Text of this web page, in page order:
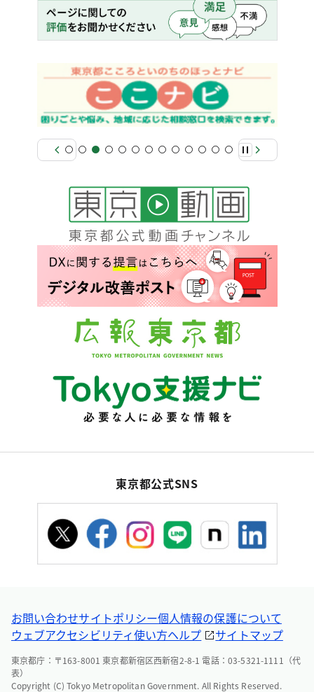
東京都公式SNS
お問い合わせサイトポリシー個人情報の保護について
ウェブアクセシビリティ使い方ヘルプ サイトマップ
東京都庁：〒163-8001 東京都新宿区西新宿2-8-1 電話：03-5321-1111（代
表）
Copyright (C) Tokyo Metropolitan Government. All Rights Reserved.